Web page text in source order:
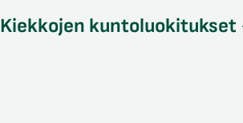
Kiekkojen kuntoluokitukset